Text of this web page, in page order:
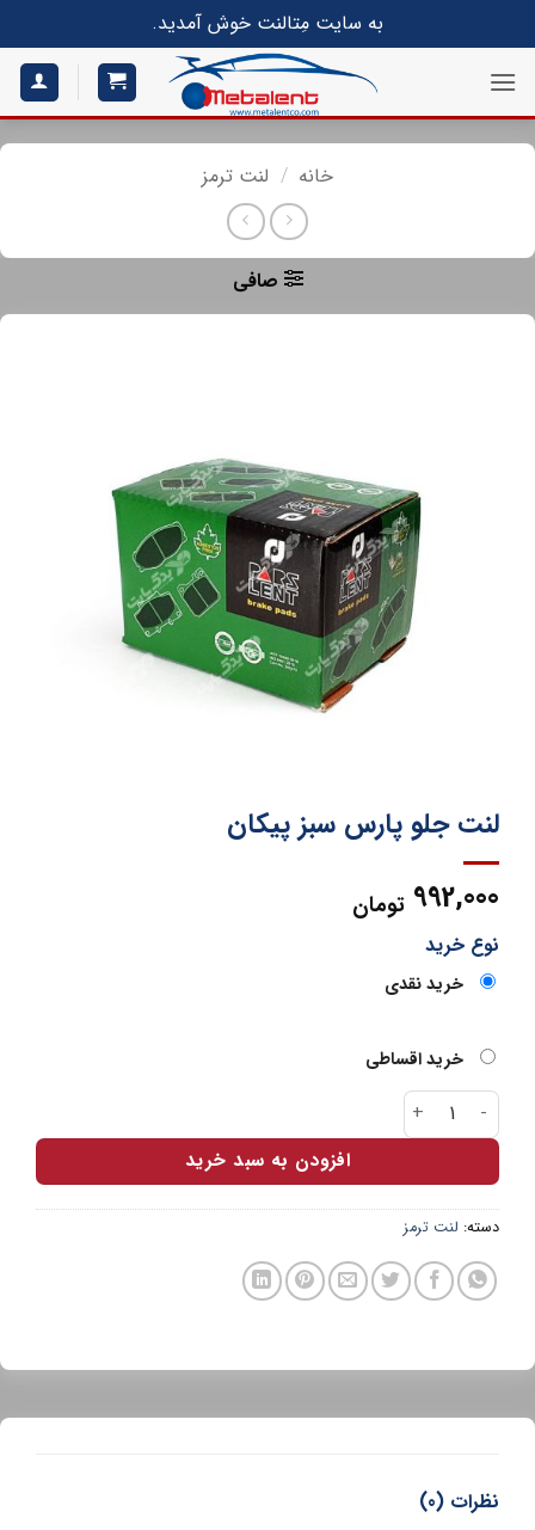
به سایت مِتالنت خوش آمدید.
خانه / لنت ترمز
صافی
لنت جلو پارس سبز پیکان
992,000 تومان
نوع خرید
خرید نقدی
خرید اقساطی
لنت جلو پارس سبز پیکان عدد
افزودن به سبد خرید
دسته:لنت ترمز
نظرات (0)